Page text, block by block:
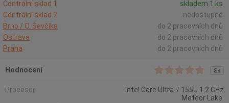
Centrální sklad 1
skladem 1 ks
Centrální sklad 2
nedostupné
Brno / O. Ševčíka
do 2 pracovních dnů
Ostrava
do 2 pracovních dnů
Praha
do 2 pracovních dnů
Hodnocení 8x
Procesor
Intel Core Ultra 7 155U 1.2 GHz
Meteor Lake